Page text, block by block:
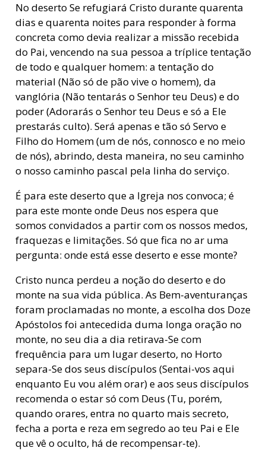
No deserto Se refugiará Cristo durante quarenta
dias e quarenta noites para responder à forma
concreta como devia realizar a missão recebida
do Pai, vencendo na sua pessoa a tríplice tentação
de todo e qualquer homem: a tentação do
material (Não só de pão vive o homem), da
vanglória (Não tentarás o Senhor teu Deus) e do
poder (Adorarás o Senhor teu Deus e só a Ele
prestarás culto). Será apenas e tão só Servo e
Filho do Homem (um de nós, connosco e no meio
de nós), abrindo, desta maneira, no seu caminho
o nosso caminho pascal pela linha do serviço.
É para este deserto que a Igreja nos convoca; é
para este monte onde Deus nos espera que
somos convidados a partir com os nossos medos,
fraquezas e limitações. Só que fica no ar uma
pergunta: onde está esse deserto e esse monte?
Cristo nunca perdeu a noção do deserto e do
monte na sua vida pública. As Bem-aventuranças
foram proclamadas no monte, a escolha dos Doze
Apóstolos foi antecedida duma longa oração no
monte, no seu dia a dia retirava-Se com
frequência para um lugar deserto, no Horto
separa-Se dos seus discípulos (Sentai-vos aqui
enquanto Eu vou além orar) e aos seus discípulos
recomenda o estar só com Deus (Tu, porém,
quando orares, entra no quarto mais secreto,
fecha a porta e reza em segredo ao teu Pai e Ele
que vê o oculto, há de recompensar-te).